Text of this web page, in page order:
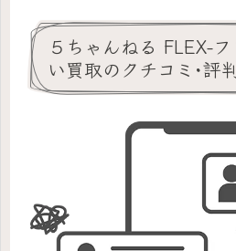
５ちゃんねる FLEX-
い買取のクチコミ･評